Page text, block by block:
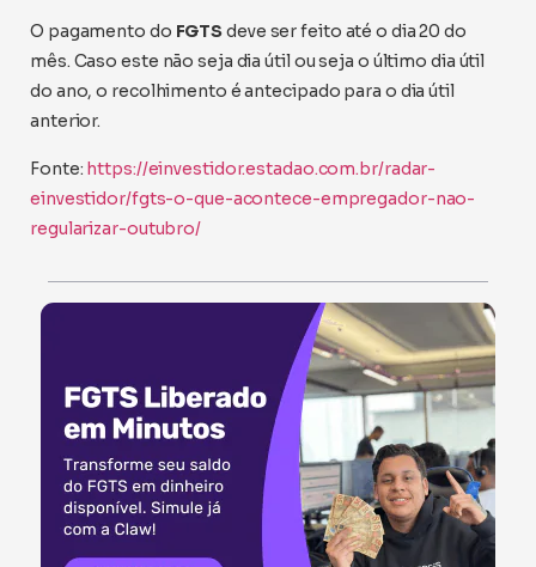
O pagamento do FGTSdeve ser feito até o dia 20 do
mês. Caso este não seja dia útil ou seja o último dia útil
do ano, o recolhimento é antecipado para o dia útil
anterior.
Fonte: https://einvestidor.estadao.com.br/radar-
einvestidor/fgts-o-que-acontece-empregador-nao-
regularizar-outubro/